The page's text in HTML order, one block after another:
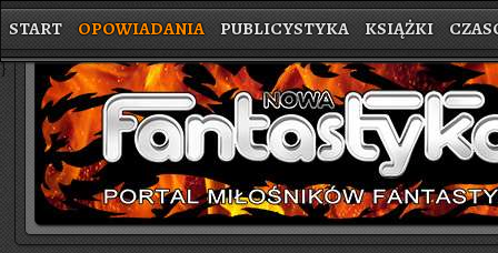
START OPOWIADANIA PUBLICYSTYKA KSIĄŻKI
}